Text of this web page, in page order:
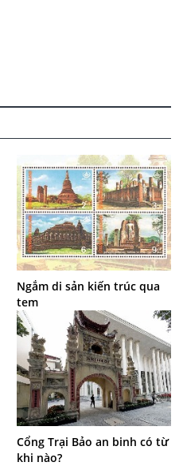
Ngắm di sản kiến trúc qua
tem
Cổng Trại Bảo an binh có từ
khi nào?